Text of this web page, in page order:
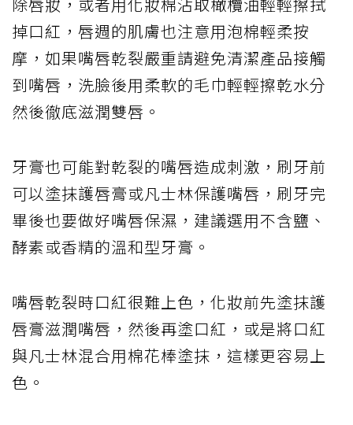
除唇妝，或者用化妝棉沾取橄欖油輕輕擦拭
掉口紅，唇週的肌膚也注意用泡棉輕柔按
摩，如果嘴唇乾裂嚴重請避免清潔產品接觸
到嘴唇，洗臉後用柔軟的毛巾輕輕擦乾水分
然後徹底滋潤雙唇。
牙膏也可能對乾裂的嘴唇造成刺激，刷牙前
可以塗抹護唇膏或凡士林保護嘴唇，刷牙完
畢後也要做好嘴唇保濕，建議選用不含鹽、
酵素或香精的溫和型牙膏。
嘴唇乾裂時口紅很難上色，化妝前先塗抹護
唇膏滋潤嘴唇，然後再塗口紅，或是將口紅
與凡士林混合用棉花棒塗抹，這樣更容易上
色。